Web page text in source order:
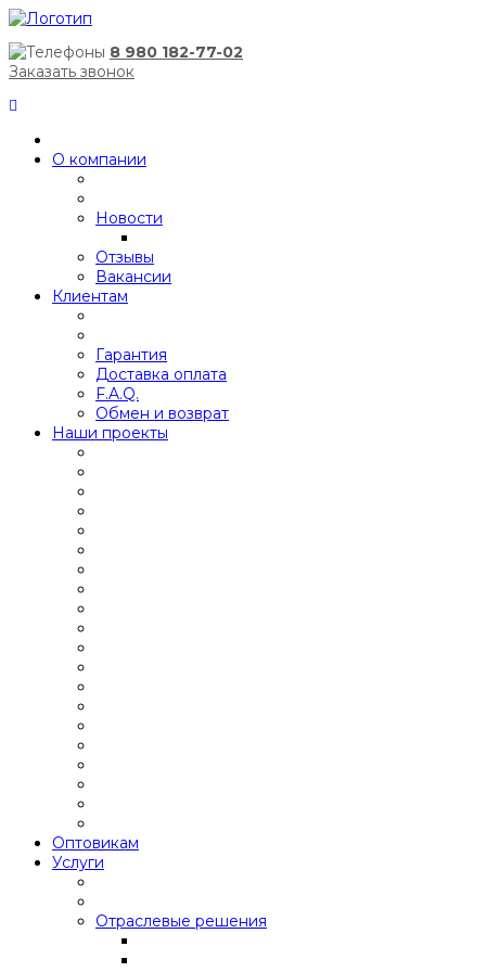
8 980 182-77-02
Заказать звонок
О компании
Новости
Отзывы
Вакансии
Клиентам
Гарантия
Доставка оплата
F.A.Q.
Обмен и возврат
Наши проекты
Оптовикам
Услуги
Отраслевые решения